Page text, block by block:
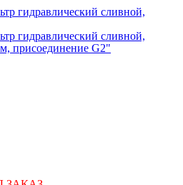
гидравлический сливной,
гидравлический сливной,
присоединение G2"